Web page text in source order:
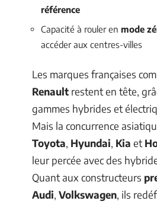
référence
Capacité à rouler en mode
accéder aux centres-villes
Les marques françaises
Renault restent en tête,
gammes hybrides et
Mais la concurrence
Toyota, Hyundai, Kia et
leur percée avec des
Quant aux constructeurs
Audi, Volkswagen, ils